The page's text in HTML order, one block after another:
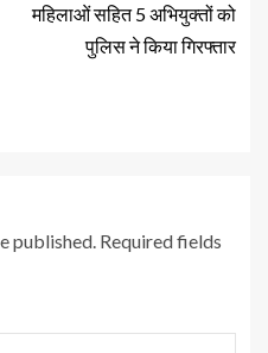
महिलाओं सहित 5 अभियुक्तों को
पुलिस ने किया गिरफ्तार
published. Required fields